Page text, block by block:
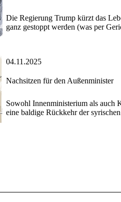
Die Regierung Trump kürzt das
ganz gestoppt werden (was per
04.11.2025
Nachsitzen für den Außenminister
Sowohl Innenministerium als auch
eine baldige Rückkehr der